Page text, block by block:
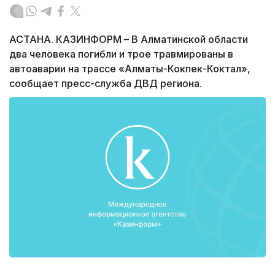
АСТАНА. КАЗИНФОРМ – В Алматинской области
два человека погибли и трое травмированы в
автоаварии на трассе «Алматы-Кокпек-Коктал»,
сообщает пресс-служба ДВД региона.